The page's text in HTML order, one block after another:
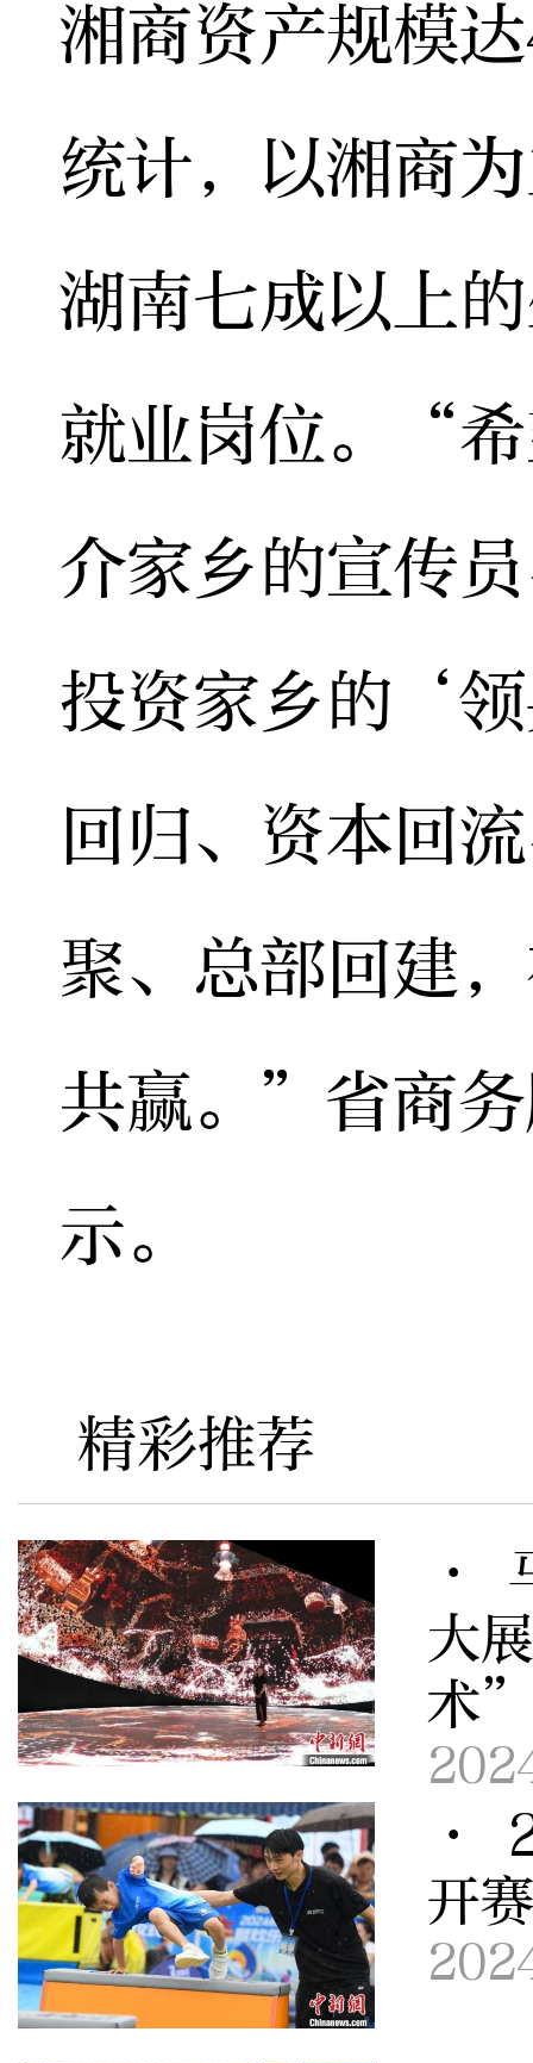
湘商资产规模
统计，以湘商
湖南七成以上
就业岗位。“
介家乡的宣传
投资家乡的‘
回归、资本回
聚、总部回建
共赢。”省商
示。
精彩推荐
·
大
术
·
开